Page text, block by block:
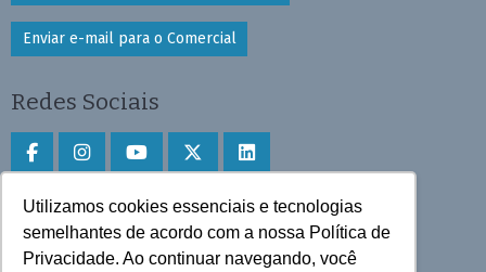
Utilizamos cookies essenciais e tecnologias
semelhantes de acordo com a nossa Política de
Privacidade. Ao continuar navegando, você
Enviar e-mail para o Comercial
Redes Sociais
Faça download do aplicativo
Play Store e App Store